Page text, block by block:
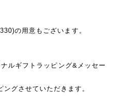
の用意もございます。
ルギフトラッピング&メッセー
グさせていただきます。